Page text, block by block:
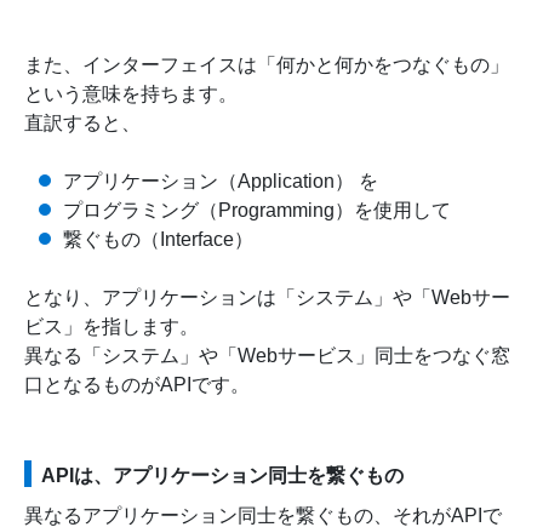
また、インターフェイスは「何かと何かをつなぐもの」
という意味を持ちます。
直訳すると、
アプリケーション（Application） を
プログラミング（Programming）を使用して
繋ぐもの（Interface）
となり、アプリケーションは「システム」や「Webサー
ビス」を指します。
異なる「システム」や「Webサービス」同士をつなぐ窓
口となるものがAPIです。
APIは、アプリケーション同士を繋ぐもの
異なるアプリケーション同士を繋ぐもの、それがAPIで